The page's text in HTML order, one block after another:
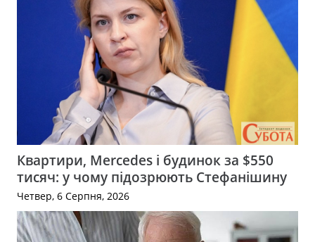
Квартири, Mercedes і будинок за $550
тисяч: у чому підозрюють Стефанішину
Четвер, 6 Серпня, 2026